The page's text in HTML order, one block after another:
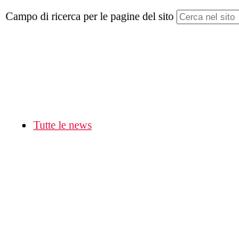
Campo di ricerca per le pagine del sito
Tutte le news